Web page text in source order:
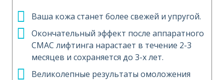
Ваша кожа станет более свежей и упругой.
Окончательный эффект после аппаратного
СМАС лифтинга нарастает в течение 2-3
месяцев и сохраняется до 3-х лет.
Великолепные результаты омоложения